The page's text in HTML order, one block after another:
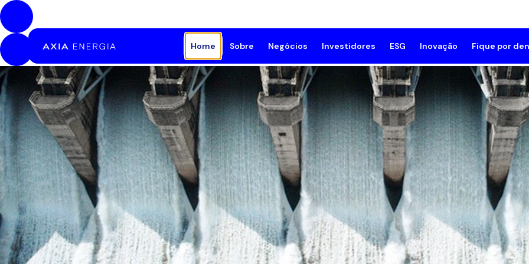
Pular para o Conteúdo principal
Home Sobre
A Empresa
Estrutura Corporativa
Biblioteca de documentos
Saúde e Segurança do Trabalho
Patrocínios
Negócios
Geração e Transmissão
Comprar Energia
Compensar Emissões de CO₂
Resposta da Demanda
Subsidiárias
Investidores ESG
Meio Ambiente
Social
Governança
Programa de Compliance
Gestão ESG
Inovação
Innovation Grid
Fique por
Sala de
Notícias